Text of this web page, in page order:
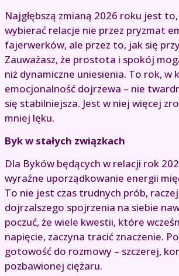
Najgłębszą zmianą 2026 roku jest to,
wybierać relacje nie przez pryzmat
fajerwerków, ale przez to, jak się
Zauważasz, że prostota i spokój
niż dynamiczne uniesienia. To rok, w
emocjonalność dojrzewa – nie
się stabilniejsza. Jest w niej więcej
mniej lęku.
Byk w stałych związkach
Dla Byków będących w relacji rok
wyraźne uporządkowanie energii
To nie jest czas trudnych prób,
dojrzalszego spojrzenia na siebie
poczuć, że wiele kwestii, które
napięcie, zaczyna tracić znaczenie.
gotowość do rozmowy – szczerej,
pozbawionej ciężaru.